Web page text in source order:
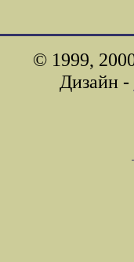
© 1999,
Дизайн -